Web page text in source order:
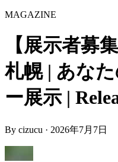
MAGAZINE
【展示者募
札幌 | あな
ー展示 |
By cizucu · 2026年7月7日